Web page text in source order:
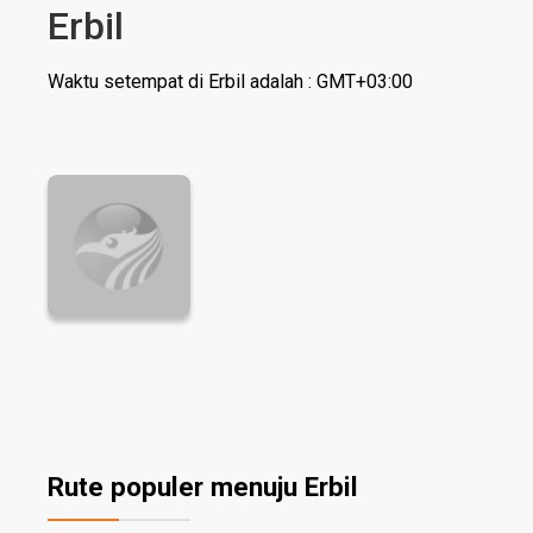
Erbil
Waktu setempat di Erbil adalah : GMT+03:00
Rute populer menuju Erbil